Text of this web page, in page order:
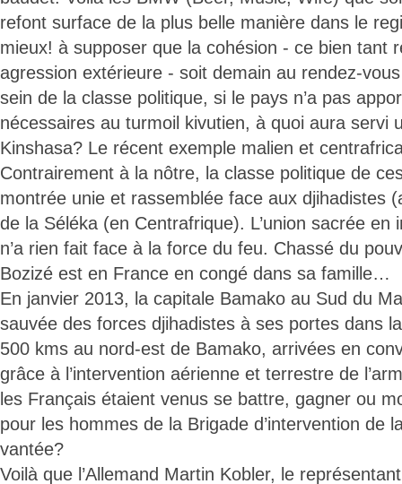
refont surface de la plus belle manière dans le
mieux! à supposer que la cohésion - ce bien tant
agression extérieure - soit demain au rendez-
sein de la classe politique, si le pays n’a pas
nécessaires au turmoil kivutien, à quoi aura servi
Kinshasa? Le récent exemple malien et
Contrairement à la nôtre, la classe politique de
montrée unie et rassemblée face aux djihadistes
de la Séléka (en Centrafrique). L’union sacrée en
n’a rien fait face à la force du feu. Chassé du
Bozizé est en France en congé dans sa famille…
En janvier 2013, la capitale Bamako au Sud du
sauvée des forces djihadistes à ses portes dans
500 kms au nord-est de Bamako, arrivées en
grâce à l’intervention aérienne et terrestre de
les Français étaient venus se battre, gagner ou
pour les hommes de la Brigade d’intervention de
vantée?
Voilà que l’Allemand Martin Kobler, le